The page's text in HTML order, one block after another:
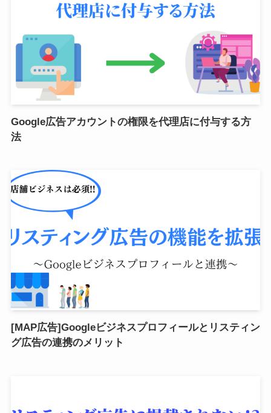
Google広告アカウントの権限を代理店に付与する方
法
[MAP広告]Googleビジネスプロフィールとリスティン
グ広告の連携のメリット